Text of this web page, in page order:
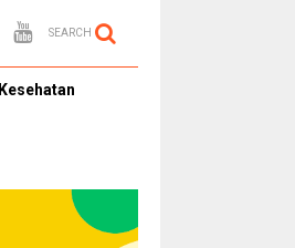
SEARCH
Kesehatan